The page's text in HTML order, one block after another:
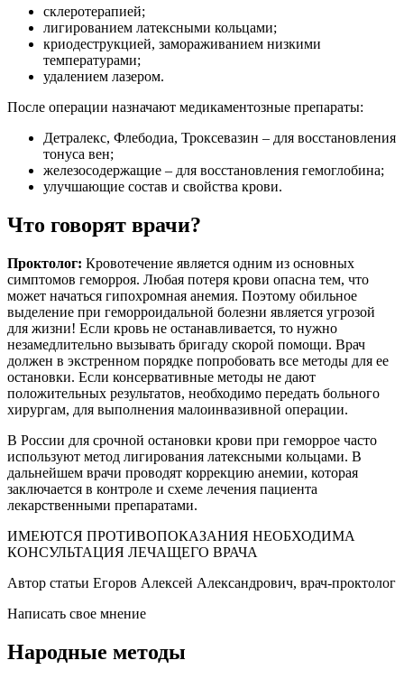
склеротерапией;
лигированием латексными кольцами;
криодеструкцией, замораживанием низкими
температурами;
удалением лазером.
После операции назначают медикаментозные препараты:
Детралекс, Флебодиа, Троксевазин – для восстановления
тонуса вен;
железосодержащие – для восстановления гемоглобина;
улучшающие состав и свойства крови.
Что говорят врачи?
Проктолог: Кровотечение является одним из основных
симптомов геморроя. Любая потеря крови опасна тем, что
может начаться гипохромная анемия. Поэтому обильное
выделение при геморроидальной болезни является угрозой
для жизни! Если кровь не останавливается, то нужно
незамедлительно вызывать бригаду скорой помощи. Врач
должен в экстренном порядке попробовать все методы для ее
остановки. Если консервативные методы не дают
положительных результатов, необходимо передать больного
хирургам, для выполнения малоинвазивной операции.
В России для срочной остановки крови при геморрое часто
используют метод лигирования латексными кольцами. В
дальнейшем врачи проводят коррекцию анемии, которая
заключается в контроле и схеме лечения пациента
лекарственными препаратами.
ИМЕЮТСЯ ПРОТИВОПОКАЗАНИЯ НЕОБХОДИМА
КОНСУЛЬТАЦИЯ ЛЕЧАЩЕГО ВРАЧА
Автор статьи Егоров Алексей Александрович, врач-проктолог
Написать свое мнение
Народные методы